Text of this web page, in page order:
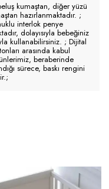
kumaştan, diğer yüzü
hazırlanmaktadır. ;
interlok penye
dolayısıyla bebeğiniz
kullanabilirsiniz. ; Dijital
arasında kabul
beraberinde
sürece, baskı rengini